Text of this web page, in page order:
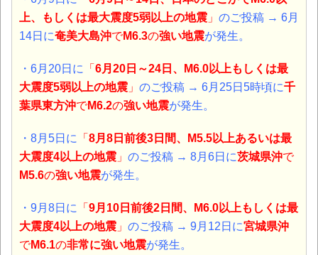
上、もしくは最大震度5弱以上の地震 」 のご投稿 → 6月
14日に奄美大島沖でM6.3の強い地震が発生。
・6月20日に 「 6月20日～24日、M6.0以上もしくは最
大震度5弱以上の地震 」 のご投稿 → 6月25日5時頃に千
葉県東方沖でM6.2の強い地震が発生。
・8月5日に 「 8月8日前後3日間、M5.5以上あるいは最
大震度4以上の地震 」 のご投稿 → 8月6日に茨城県沖で
M5.6の強い地震が発生。
・9月8日に 「 9月10日前後2日間、M6.0以上もしくは最
大震度4以上の地震 」 のご投稿 → 9月12日に宮城県沖
でM6.1の非常に強い地震が発生。